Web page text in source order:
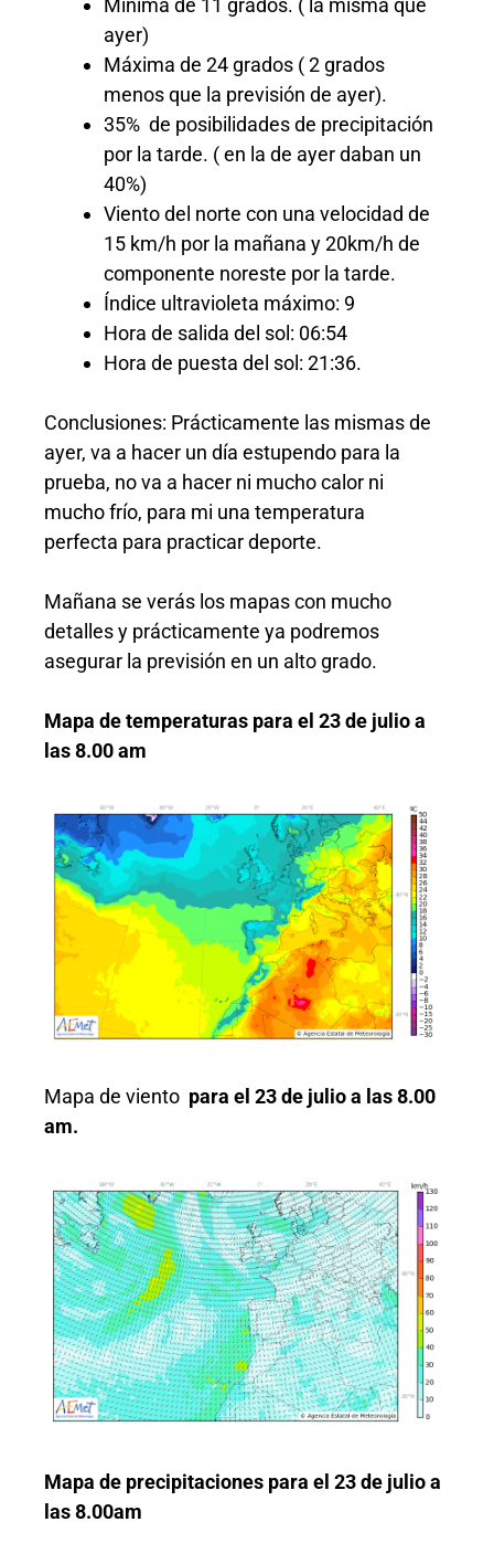
Mínima de 11 grados. ( la misma que
ayer)
Máxima de 24 grados ( 2 grados
menos que la previsión de ayer).
35% de posibilidades de precipitación
por la tarde. ( en la de ayer daban un
40%)
Viento del norte con una velocidad de
15 km/h por la mañana y 20km/h de
componente noreste por la tarde.
Índice ultravioleta máximo: 9
Hora de salida del sol: 06:54
Hora de puesta del sol: 21:36.
Conclusiones: Prácticamente las mismas de
ayer, va a hacer un día estupendo para la
prueba, no va a hacer ni mucho calor ni
mucho frío, para mi una temperatura
perfecta para practicar deporte.
Mañana se verás los mapas con mucho
detalles y prácticamente ya podremos
asegurar la previsión en un alto grado.
Mapa de temperaturas para el 23 de julio a
las 8.00 am
Mapa de viento para el 23 de julio a las 8.00
am.
Mapa de precipitaciones para el 23 de julio a
las 8.00am